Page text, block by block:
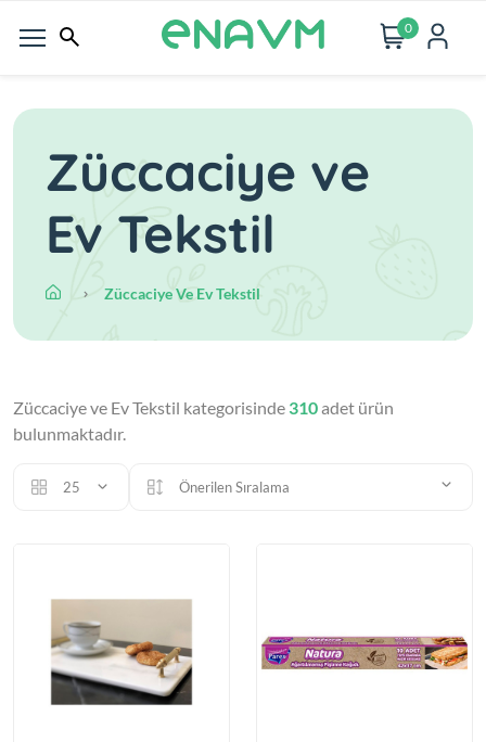
0
Züccaciye ve
Ev Tekstil
Züccaciye Ve Ev Tekstil
Züccaciye ve Ev Tekstil kategorisinde 310adet ürün
bulunmaktadır.
25 Önerilen Sıralama